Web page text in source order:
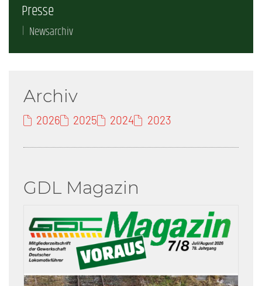
Presse
Newsarchiv
Archiv
2026 2025 2024 2023
GDL Magazin